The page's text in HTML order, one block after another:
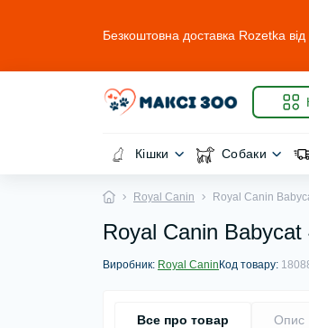
Безкоштовна доставка Rozetka
Кішки Собаки
Royal Canin Royal Canin
Royal Canin Babycat
Виробник: Royal Canin Код товару:
Все про товар Опис